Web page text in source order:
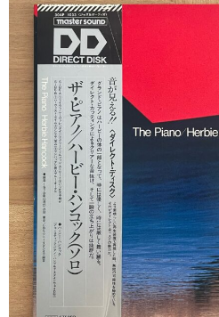
GGについて
買取について
取り置きなどについて
Categories
New Arrivals
新譜
GG RECORD （当店のレーベル
全商品